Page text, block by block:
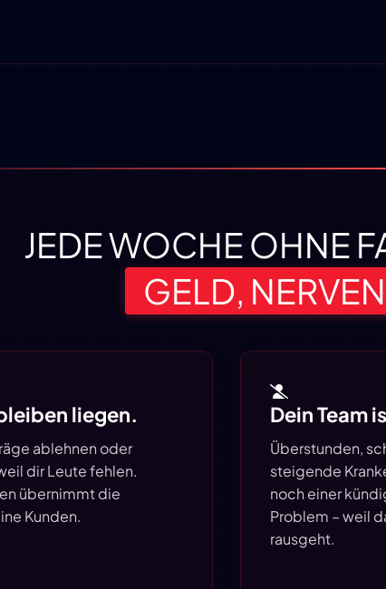
JEDE WOCHE OHNE
GELD,
liegen.
ablehnen oder
dir Leute fehlen.
übernimmt die
Kunden.
Dein Team
Überstunden,
steigende
noch einer
Problem – weil
rausgeht.